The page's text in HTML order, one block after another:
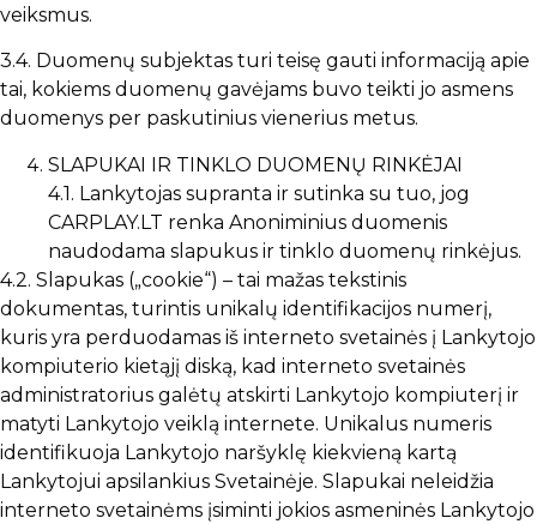
veiksmus.
3.4. Duomenų subjektas turi teisę gauti informaciją apie
tai, kokiems duomenų gavėjams buvo teikti jo asmens
duomenys per paskutinius vienerius metus.
SLAPUKAI IR TINKLO DUOMENŲ RINKĖJAI
4.1. Lankytojas supranta ir sutinka su tuo, jog
CARPLAY.LT renka Anoniminius duomenis
naudodama slapukus ir tinklo duomenų rinkėjus.
4.2. Slapukas („cookie“) – tai mažas tekstinis
dokumentas, turintis unikalų identifikacijos numerį,
kuris yra perduodamas iš interneto svetainės į Lankytojo
kompiuterio kietąjį diską, kad interneto svetainės
administratorius galėtų atskirti Lankytojo kompiuterį ir
matyti Lankytojo veiklą internete. Unikalus numeris
identifikuoja Lankytojo naršyklę kiekvieną kartą
Lankytojui apsilankius Svetainėje. Slapukai neleidžia
interneto svetainėms įsiminti jokios asmeninės Lankytojo